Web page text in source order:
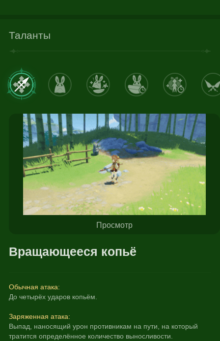
Таланты
Просмотр
Вращающееся копьё
Обычная атака:
До четырёх ударов копьём.
Заряженная атака:
Выпад, наносящий урон противникам на пути, на который
тратится определённое количество выносливости.